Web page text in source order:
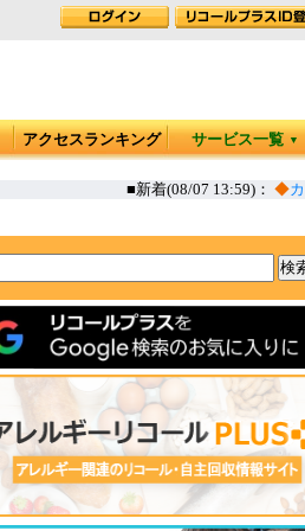
アクセスランキング サービス一覧 ▼
■新着(08/07 13:59)：◆カ